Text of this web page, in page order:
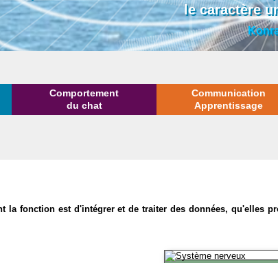
le caractère
Comportement
du chat
Communication
Apprentissage
la fonction est d'intégrer et de traiter des données, qu'elles